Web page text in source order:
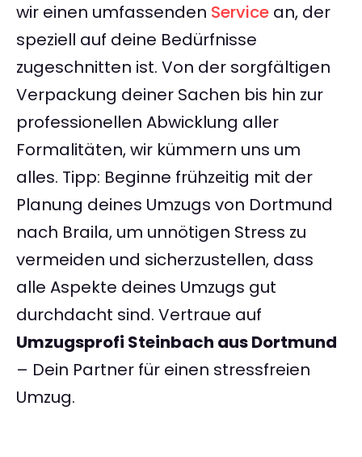
wir einen umfassenden Service an, der
speziell auf deine Bedürfnisse
zugeschnitten ist. Von der sorgfältigen
Verpackung deiner Sachen bis hin zur
professionellen Abwicklung aller
Formalitäten, wir kümmern uns um
alles. Tipp: Beginne frühzeitig mit der
Planung deines Umzugs von Dortmund
nach Braila, um unnötigen Stress zu
vermeiden und sicherzustellen, dass
alle Aspekte deines Umzugs gut
durchdacht sind. Vertraue auf
Umzugsprofi Steinbach aus Dortmund
– Dein Partner für einen stressfreien
Umzug.